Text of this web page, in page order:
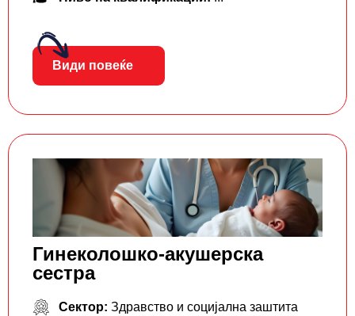
Види повеќе
Гинеколошко-акушерска
сестра
Сектор: Здравство и социјална заштита